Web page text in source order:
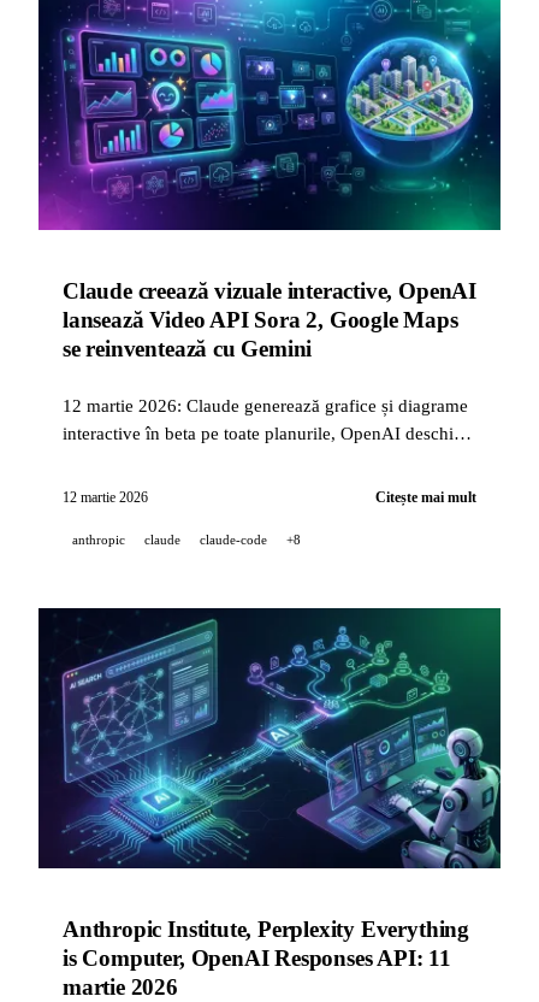
Claude creează vizuale interactive, OpenAI
lansează Video API Sora 2, Google Maps
se reinventează cu Gemini
12 martie 2026: Claude generează grafice și diagrame
interactive în beta pe toate planurile, OpenAI deschide
primește cea mai mare actualizare din ultimii zece ani
12 martie 2026 Citește mai mult
anthropic claude claude-code +8
Anthropic Institute, Perplexity Everything
is Computer, OpenAI Responses API: 11
martie 2026